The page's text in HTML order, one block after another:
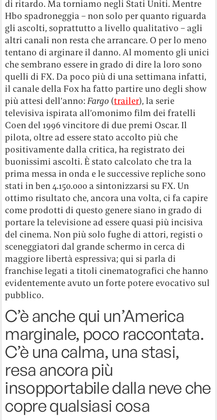
di ritardo. Ma torniamo negli Stati Uniti. Mentre
Hbo spadroneggia – non solo per quanto riguarda
gli ascolti, soprattutto a livello qualitativo – agli
altri canali non resta che arrancare. O per lo meno
tentano di arginare il danno. Al momento gli unici
che sembrano essere in grado di dire la loro sono
quelli di FX. Da poco più di una settimana infatti,
il canale della Fox ha fatto partire uno degli show
più attesi dell’anno:Fargo (trailer), la serie
televisiva ispirata all’omonimo film dei fratelli
Coen del 1996 vincitore di due premi Oscar. Il
pilota, oltre ad essere stato accolto più che
positivamente dalla critica, ha registrato dei
buonissimi ascolti. È stato calcolato che tra la
prima messa in onda e le successive repliche sono
stati in ben 4.150.000 a sintonizzarsi su FX. Un
ottimo risultato che, ancora una volta, ci fa capire
come prodotti di questo genere siano in grado di
portare la televisione ad essere quasi più incisiva
del cinema. Non più solo fughe di attori, registi o
sceneggiatori dal grande schermo in cerca di
maggiore libertà espressiva; qui si parla di
franchise legati a titoli cinematografici che hanno
evidentemente avuto un forte potere evocativo sul
pubblico.
C’è anche qui un’America
marginale, poco raccontata.
C’è una calma, una stasi,
resa ancora più
insopportabile dalla neve che
copre qualsiasi cosa